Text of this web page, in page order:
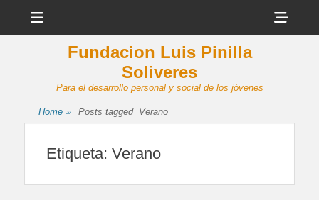
Fundacion Luis Pinilla
Soliveres
Para el desarrollo personal y social de los jóvenes
Home » Posts tagged Verano
Etiqueta: Verano